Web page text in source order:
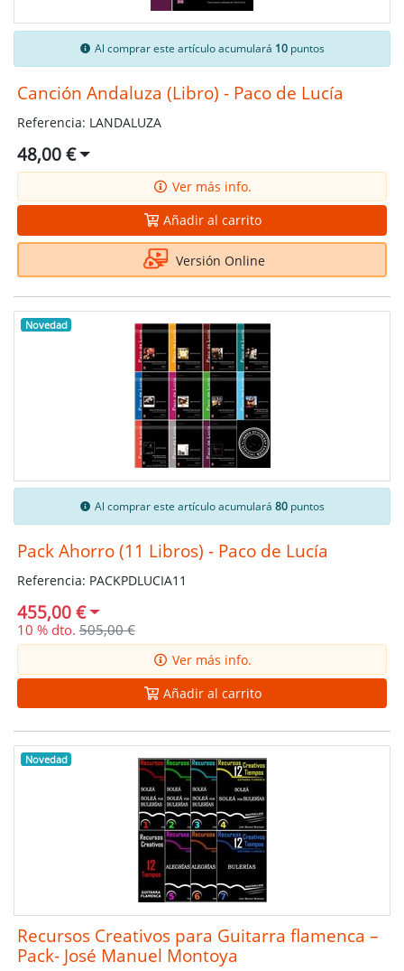
Al comprar este artículo acumulará 10 puntos
Canción Andaluza (Libro) - Paco de Lucía
Referencia: LANDALUZA
48,00 €
Ver más info.
Añadir al carrito
Versión Online
Novedad
Al comprar este artículo acumulará80 puntos
Pack Ahorro (11 Libros) - Paco de Lucía
Referencia: PACKPDLUCIA11
455,00 €
10 % dto. 505,00 €
Ver más info.
Añadir al carrito
Novedad
Recursos Creativos para Guitarra flamenca –
Pack- José Manuel Montoya